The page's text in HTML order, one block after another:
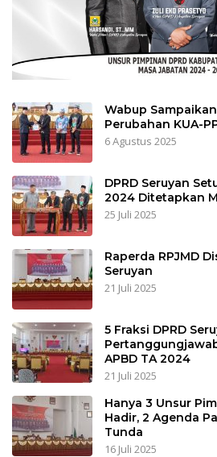
Wabup
Perubahan KUA-
6 Agustus 2025
DPRD Seruyan
2024 Ditetapkan
25 Juli 2025
Raperda RPJMD
Seruyan
21 Juli 2025
5 Fraksi DPRD
APBD TA 2024
21 Juli 2025
Hanya 3 Unsur
Hadir, 2 Agenda
Tunda
16 Juli 2025